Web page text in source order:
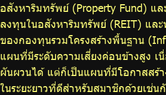
อสังหาริมทรัพย์ (Property Fund) แ
ลงทุนในอสังหาริมทรัพย์ (REIT) แล
ของกองทุนรวมโครงสร้างพื้นฐาน
แผนที่มีระดับความเสี่ยงค่อนข้างสูง เ
ผันผวนได้ แต่ก็เป็นแผนที่มีโอกาสสร้
ในระยะยาวที่ดีสำหรับสมาชิกด้วยเช่